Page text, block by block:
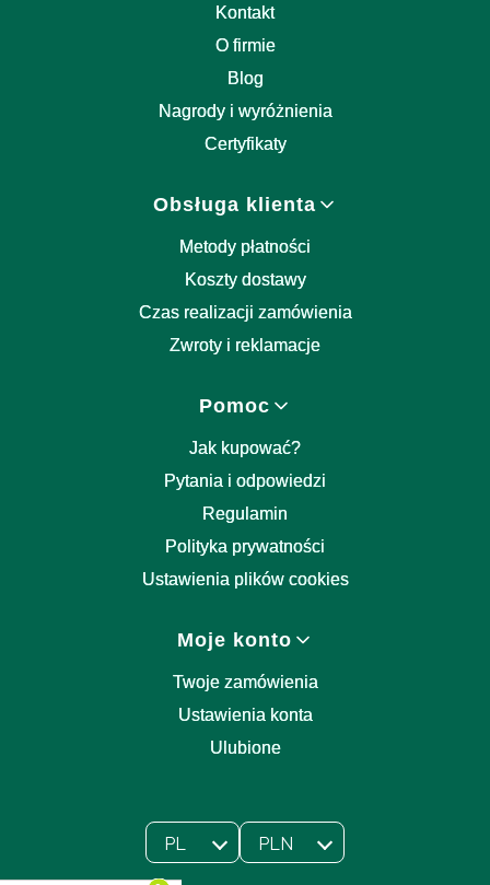
Kontakt
O firmie
Blog
Nagrody i wyróżnienia
Certyfikaty
Obsługa klienta
Metody płatności
Koszty dostawy
Czas realizacji zamówienia
Zwroty i reklamacje
Pomoc
Jak kupować?
Pytania i odpowiedzi
Regulamin
Polityka prywatności
Ustawienia plików cookies
Moje konto
Twoje zamówienia
Ustawienia konta
Ulubione
Wybrany język:
PL
polski Wybrana waluta:
PLN